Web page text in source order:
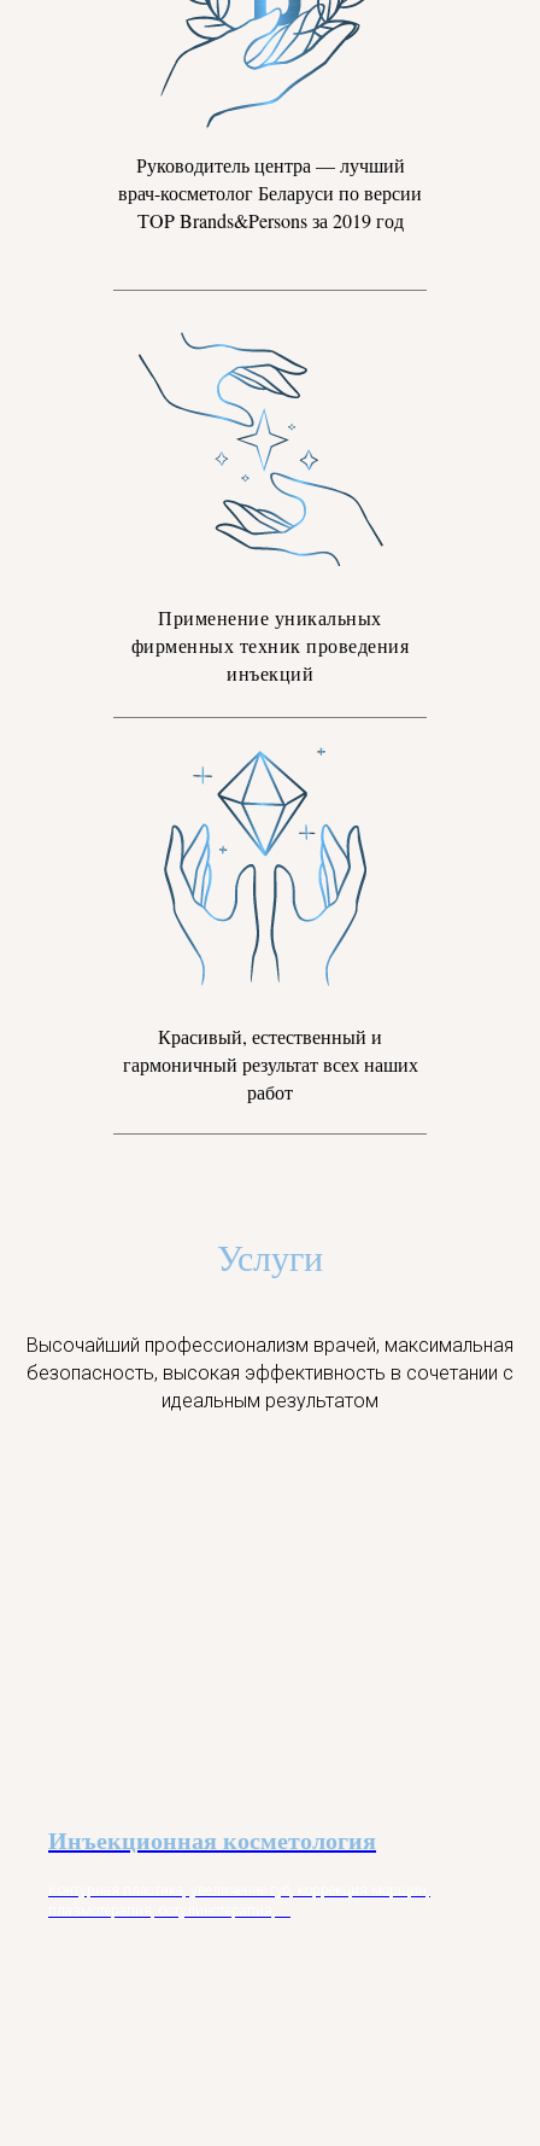
Руководитель центра — лучший
врач-косметолог Беларуси по версии
ТOP Brands&Persons за 2019 год
Применение уникальных
фирменных техник проведения
инъекций
Красивый, естественный и
гармоничный результат всех наших
работ
Услуги
Высочайший профессионализм врачей, максимальная
безопасность, высокая эффективность в сочетании с
идеальным результатом
Инъекционная косметология